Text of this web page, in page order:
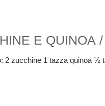
E QUINOA
2 zucchine 1 tazza quinoa